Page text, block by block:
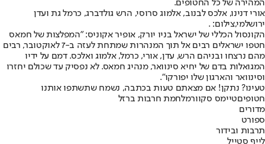
המהירה של כל החטופים.
אורי דנינו, אלכס לבנוב, אלמוג סרוסי, הרש גולדברג, כרמל גת ועדן
ירושלמי,צילום: .
הקונסול הכללי של ישראל בניו יורק, אופיר אקוניס: "המפלצות של חמאס
חטפו ישראלים רבים אל תוך המנהרות שמתחת לעזה ב-7 לאוקטובר, רבים
מהם נרצחו ובניהם הרש, עדן, אורי, כרמל, אלמוג ואלכס. דמם על ידיו
המגואלות בדם של יחיא סינוואר, מנהיג חמאס. לא נפסיק עד שכולם יחזרו
וסינוואר והארגון שלו יפורקו".
טעינו? נתקן! אם מצאתם טעות בכתבה, נשמח שתשתפו אותנו
חטופיםטיימס סקוורמלחמת חרבות ברזל
מדורים
ספורט
תרבות ובידור
לייף סטייל